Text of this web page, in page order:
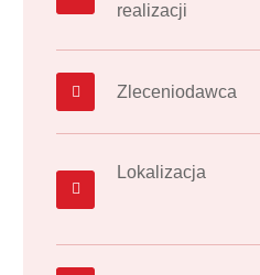
realizacji
Zleceniodawca
Lokalizacja